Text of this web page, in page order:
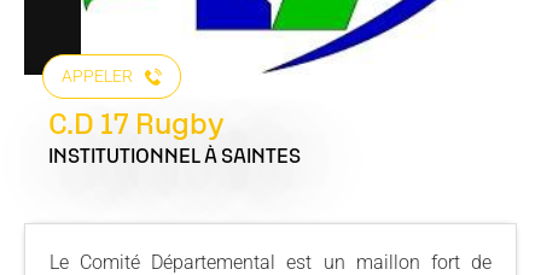
APPELER
C.D 17 Rugby
INSTITUTIONNEL À SAINTES
Le Comité Départemental est un maillon fort de